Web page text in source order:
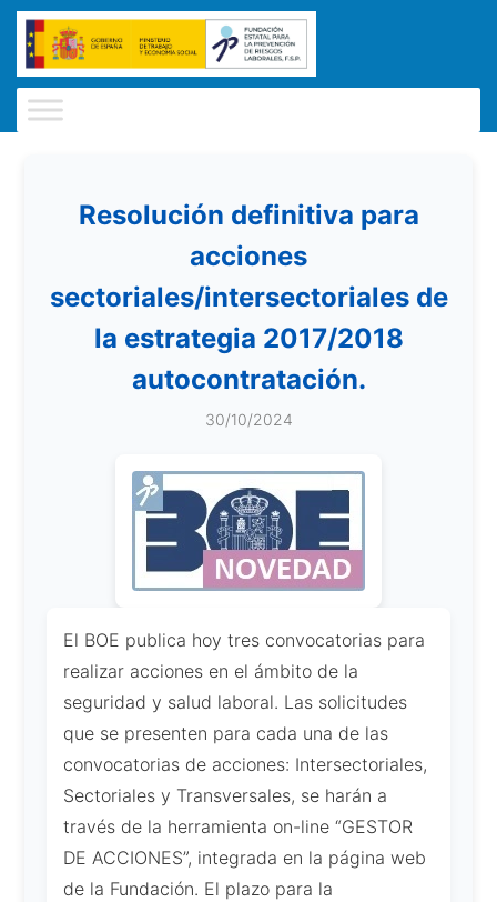
Resolución definitiva para
acciones
sectoriales/intersectoriales de
la estrategia 2017/2018
autocontratación.
30/10/2024
El BOE publica hoy tres convocatorias para
realizar acciones en el ámbito de la
seguridad y salud laboral. Las solicitudes
que se presenten para cada una de las
convocatorias de acciones: Intersectoriales,
Sectoriales y Transversales, se harán a
través de la herramienta on-line “GESTOR
DE ACCIONES”, integrada en la página web
de la Fundación. El plazo para la